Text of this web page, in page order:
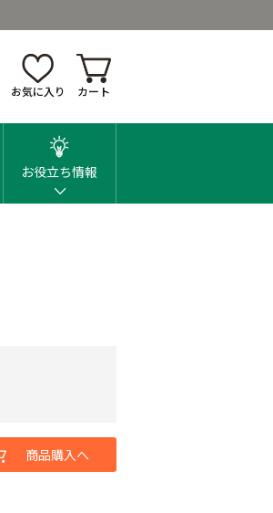
お気に入り カート
お役立ち情報
商品購入へ